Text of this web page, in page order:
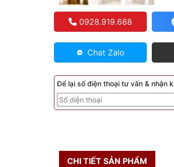
0928.919.688
Chat Zalo
Để lại số điện thoại tư vấn & nhận
CHI TIẾT SẢN PHẨM